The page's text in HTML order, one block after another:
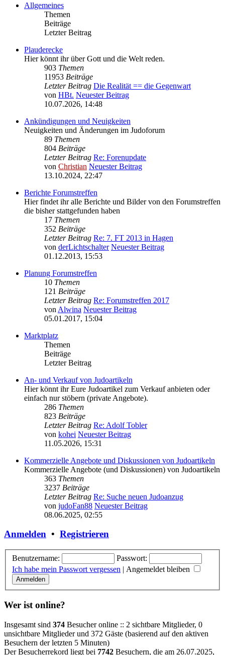
Allgemeines
Themen
Beiträge
Letzter Beitrag
Plauderecke
Hier könnt ihr über Gott und die Welt reden.
903 Themen
11953 Beiträge
Letzter Beitrag Die Realität == die Gegenwart
von HBt. Neuester Beitrag
10.07.2026, 14:48
Ankündigungen und Neuigkeiten
Neuigkeiten und Änderungen im Judoforum
89 Themen
804 Beiträge
Letzter Beitrag Re: Forenupdate
von Christian Neuester Beitrag
13.10.2024, 22:47
Berichte Forumstreffen
Hier findet ihr alle Berichte und Bilder von den Forumstreffen
die bisher stattgefunden haben
17 Themen
352 Beiträge
Letzter Beitrag Re: 7. FT 2013 in Hagen
von derLichtschalter Neuester Beitrag
01.12.2013, 15:53
Planung Forumstreffen
10 Themen
121 Beiträge
Letzter Beitrag Re: Forumstreffen 2017
von Alwina Neuester Beitrag
05.01.2017, 15:04
Marktplatz
Themen
Beiträge
Letzter Beitrag
An- und Verkauf von Judoartikeln
Hier könnt ihr Eure Judoartikel zum Verkauf anbieten oder
einfach nur stöbern (private Angebote).
286 Themen
823 Beiträge
Letzter Beitrag Re: Adolf Tobler
von kohei Neuester Beitrag
11.05.2026, 15:31
Kommerzielle Angebote und Diskussionen von Judoartikeln
Kommerzielle Angebote (und Diskussionen) von Judoartikeln
363 Themen
3237 Beiträge
Letzter Beitrag Re: Suche neuen Judoanzug
von judoFan88 Neuester Beitrag
08.06.2025, 02:55
Anmelden • Registrieren
Benutzername:
Passwort:
Ich habe mein Passwort vergessen | Angemeldet bleiben
Wer ist online?
Insgesamt sind 374 Besucher online :: 2 sichtbare Mitglieder, 0
unsichtbare Mitglieder und 372 Gäste (basierend auf den aktiven
Besuchern der letzten 5 Minuten)
Der Besucherrekord liegt bei 7742 Besuchern, die am 26.07.2025,